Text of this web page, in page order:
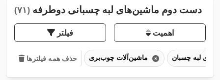
دست دوم ماشین‌های لبه چسبانی دوطرفه (۷۱)
فیلتر اهمیت
حذف همه فیلترها